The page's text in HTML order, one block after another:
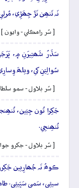
نَہ تَنھِن نَڙَ جِھَڙِي،
[ سُر رامڪلي - وايون ]
سَڌَرُ شَھتِيرَنِ ۾،
سُوالِيَنِ کي، ويلھَ
[ سُر بلاول - سمو
جَکِرا تُون جِيَين،
تُنھِنجِي.
[ سُر بلاول - جکرو
ڪوھُ نَہ جُھارِيين
سيئِي، سَمي سَڀَيئِي.